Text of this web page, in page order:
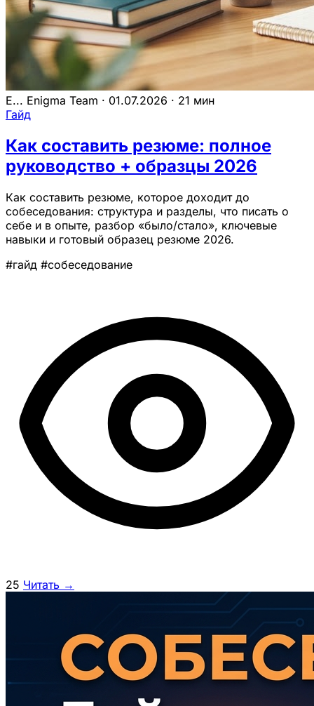
E... Enigma Team · 01.07.2026 · 21 мин
Гайд
Как составить резюме: полное
руководство + образцы 2026
Как составить резюме, которое доходит до
собеседования: структура и разделы, что писать о
себе и в опыте, разбор «было/стало», ключевые
навыки и готовый образец резюме 2026.
#гайд #собеседование
25 Читать →